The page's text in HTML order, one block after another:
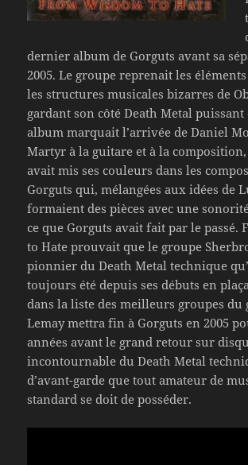
dernier album de Gorguts avant sa
2005. Le groupe reprenait les
les structures musicales bizarres de
gardant son côté Death Metal puissant
album marquait l’arrivée de Daniel
Martyr à la guitare et à la
avait mis ses couleurs dans les
Gorguts qui, mélangées aux idées de
formaient des pièces avec une
ce que Gorguts avait fait par le passé.
to Hate prouvait que le groupe
pionnier du Death Metal technique
toujours été depuis ses débuts en
dans la liste des meilleurs groupes du
Lemay mettra fin à Gorguts en 2005
années avant le grand retour sur
incontournable du Death Metal
d’avant-garde que tout amateur de
standard se doit de posséder.